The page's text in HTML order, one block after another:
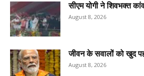
सीएम योगी ने शिवभक्त
August 8, 2026
जीवन के सवालों को खुद
August 8, 2026